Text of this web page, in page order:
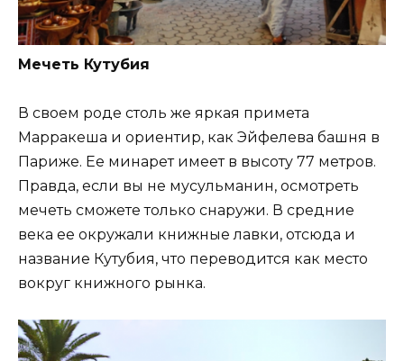
Мечеть Кутубия
В своем роде столь же яркая примета
Марракеша и ориентир, как Эйфелева башня в
Париже. Ее минарет имеет в высоту 77 метров.
Правда, если вы не мусульманин, осмотреть
мечеть сможете только снаружи. В средние
века ее окружали книжные лавки, отсюда и
название Кутубия, что переводится как место
вокруг книжного рынка.